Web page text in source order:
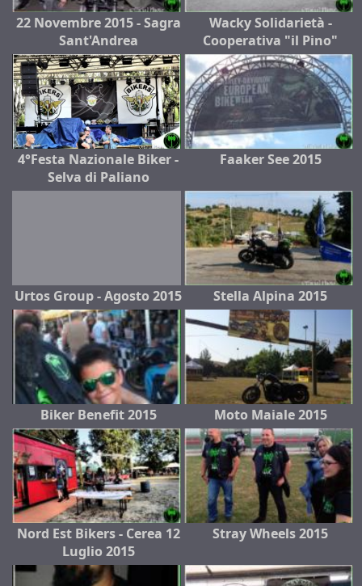
22 Novembre 2015 - Sagra
Sant'Andrea
Wacky Solidarietà -
Cooperativa "il Pino"
4°Festa Nazionale Biker -
Selva di Paliano
Faaker See 2015
Urtos Group - Agosto 2015 Stella Alpina 2015
Biker Benefit 2015 Moto Maiale 2015
Nord Est Bikers - Cerea 12
Luglio 2015
Stray Wheels 2015